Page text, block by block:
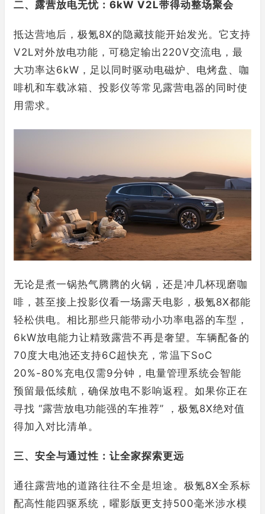
二、露营放电无忧：6kW V2L带得动整场聚会
抵达营地后，极氪8X的隐藏技能开始发光。它支持
V2L对外放电功能，可稳定输出220V交流电，最
大功率达6kW，足以同时驱动电磁炉、电烤盘、咖
啡机和车载冰箱、投影仪等常见露营电器的同时使
用需求。
无论是煮一锅热气腾腾的火锅，还是冲几杯现磨咖
啡，甚至接上投影仪看一场露天电影，极氪8X都能
轻松供电。相比那些只能带动小功率电器的车型，
6kW放电能力让精致露营不再是奢望。车辆配备的
70度大电池还支持6C超快充，常温下SoC
20%-80%充电仅需9分钟，电量管理系统会智能
预留最低续航，确保放电不影响返程。如果你正在
寻找 “露营放电功能强的车推荐” ，极氪8X绝对值
得加入对比清单。
三、安全与通过性：让全家探索更远
通往露营地的道路往往不全是坦途。极氪8X全系标
配高性能四驱系统，曜影版更支持500毫米涉水模